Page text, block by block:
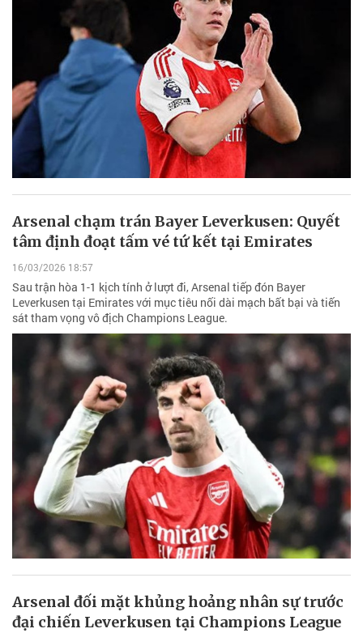
Arsenal chạm trán Bayer Leverkusen: Quyết
tâm định đoạt tấm vé tứ kết tại Emirates
16/03/2026 18:57
Sau trận hòa 1-1 kịch tính ở lượt đi, Arsenal tiếp đón Bayer
Leverkusen tại Emirates với mục tiêu nối dài mạch bất bại và tiến
sát tham vọng vô địch Champions League.
Arsenal đối mặt khủng hoảng nhân sự trước
đại chiến Leverkusen tại Champions League